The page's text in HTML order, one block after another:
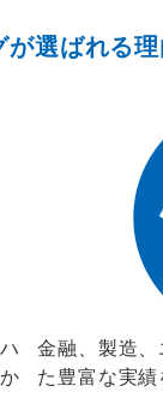
が選ばれる理
金融、製造
た豊富な実績